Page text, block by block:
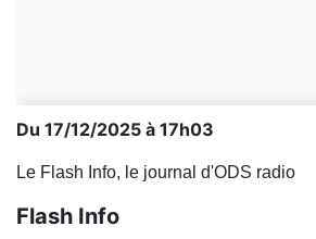
Du 17/12/2025 à 17h03
Le Flash Info, le journal d'ODS radio
Flash Info